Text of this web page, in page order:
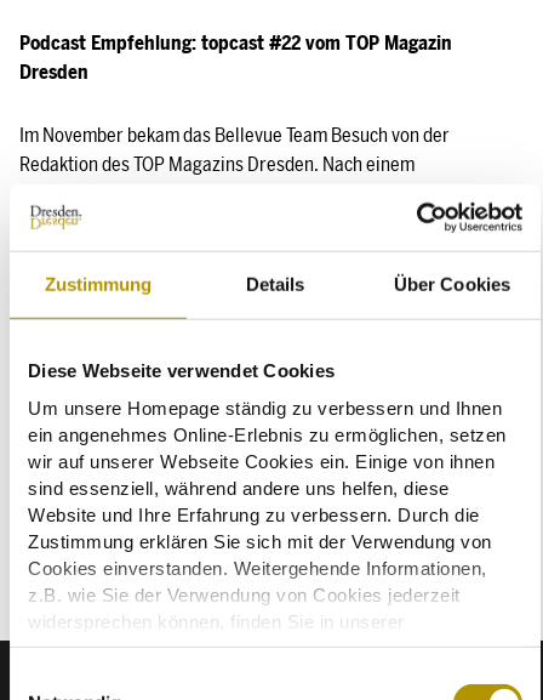
Zustimmung Details Über Cookies
Diese Webseite verwendet Cookies
Um unsere Homepage ständig zu verbessern und Ihnen
ein angenehmes Online-Erlebnis zu ermöglichen, setzen
wir auf unserer Webseite Cookies ein. Einige von ihnen
sind essenziell, während andere uns helfen, diese
Website und Ihre Erfahrung zu verbessern. Durch die
Zustimmung erklären Sie sich mit der Verwendung von
Cookies einverstanden. Weitergehende Informationen,
z.B. wie Sie der Verwendung von Cookies jederzeit
widersprechen können, finden Sie in unserer
Datenschutzerklärung.
Podcast Empfehlung: topcast #22 vom TOP Magazin
Dresden
Im November bekam das Bellevue Team Besuch von der
Redaktion des TOP Magazins Dresden. Nach einem
des Hotels griff man im anschließenden Interview einige
Beispiele auf, wie das Team des Bilderberg Bellevue Hotel
Dresden nachhaltig, sozial und verantwortungsvoll handelt: von
Produktion von Bienenhonig, die geplante Photovoltaik-Anlage
auf dem Dach bis hin zum WIR VOM BELLEVUE-Spirit, der den
nötigen "Schub" für die Umsetzung all dieser Maßnahmen gibt.
Das Interview gaben Sebastian Klink, General Manager, Ellen
Sattler, Director of Sales, & Rocky Zimmer, Director of
Convention Sales.